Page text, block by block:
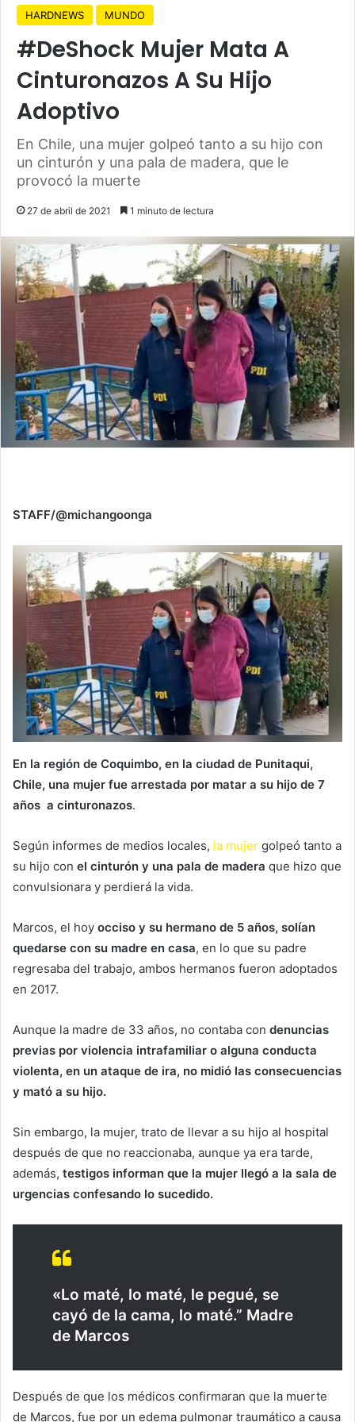
HARDNEWS MUNDO
#DeShock Mujer Mata A
Cinturonazos A Su Hijo
Adoptivo
En Chile, una mujer golpeó tanto a su hijo con
un cinturón y una pala de madera, que le
provocó la muerte
27 de abril de 2021 1 minuto de lectura
STAFF/@michangoonga
En la región de Coquimbo, en la ciudad de Punitaqui,
Chile, una mujer fue arrestada por matar a su hijo de 7
años a cinturonazos.
Según informes de medios locales, la mujer golpeó tanto a
su hijo con el cinturón y una pala de madera que hizo que
convulsionara y perdierá la vida.
Marcos, el hoy occiso y su hermano de 5 años, solían
quedarse con su madre en casa, en lo que su padre
regresaba del trabajo, ambos hermanos fueron adoptados
en 2017.
Aunque la madre de 33 años, no contaba con denuncias
previas por violencia intrafamiliar o alguna conducta
violenta, en un ataque de ira, no midió las consecuencias
y mató a su hijo.
Sin embargo, la mujer, trato de llevar a su hijo al hospital
después de que no reaccionaba, aunque ya era tarde,
además, testigos informan que la mujer llegó a la sala de
urgencias confesando lo sucedido.
«Lo maté, lo maté, le pegué, se
cayó de la cama, lo maté.” Madre
de Marcos
Después de que los médicos confirmaran que la muerte
de Marcos, fue por un edema pulmonar traumático a causa